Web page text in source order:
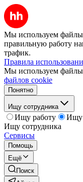
Мы используем файлы
правильную работу
трафик.
Правила
Мы используем файлы
файлов cookie
Понятно
Ищу сотрудника
Ищу работу
Ищу
Ищу сотрудника
Сервисы
Помощь
Ещё
Поиск